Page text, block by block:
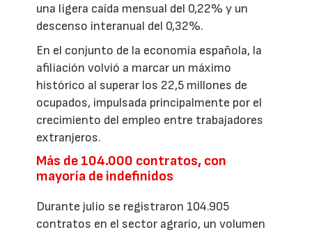
una ligera caída mensual del 0,22% y un
descenso interanual del 0,32%.
En el conjunto de la economía española, la
afiliación volvió a marcar un máximo
histórico al superar los 22,5 millones de
ocupados, impulsada principalmente por el
crecimiento del empleo entre trabajadores
extranjeros.
Más de 104.000 contratos, con
mayoría de indefinidos
Durante julio se registraron 104.905
contratos en el sector agrario, un volumen